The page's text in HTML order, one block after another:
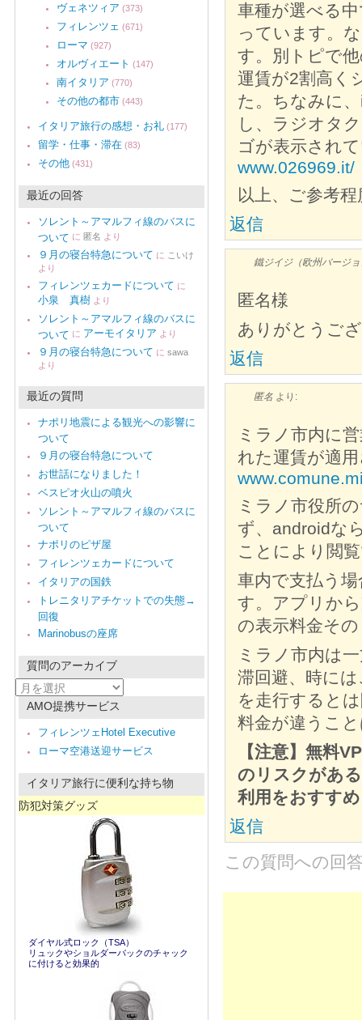
車種が選べる
っています。
す。別トピで
運賃が2割高く
た。ちなみに
し、ラジオタ
ゴが表示され
www.026969.it/
以上、ご参考
返信
鐵ジイジ（欧州バージ
匿名様
ありがとうご
返信
匿名 より:
ミラノ市内に
れた運賃が適
ミラノ市役所
ず、androidな
ことにより閲
車内で支払う
す。アプリか
の表示料金そ
ミラノ市内は
滞回避、時に
を走行すると
料金が違うこ
【注意】無料
のリスクがあ
利用をおすす
返信
この質問への回
ヴェネツィア (373)
フィレンツェ (671)
ローマ (927)
オルヴィエート (147)
南イタリア (770)
その他の都市 (443)
イタリア旅行の感想・お礼 (177)
留学・仕事・滞在 (83)
その他 (431)
最近の回答
ソレント～アマルフィ線のバスに
ついて に 匿名 より
９月の寝台特急について に こいけ
より
フィレンツェカードについて に
小泉 真樹 より
ソレント～アマルフィ線のバスに
ついて に アーモイタリア より
９月の寝台特急について に sawa
より
最近の質問
ナポリ地震による観光への影響に
ついて
９月の寝台特急について
お世話になりました！
ベスピオ火山の噴火
ソレント～アマルフィ線のバスに
ついて
ナポリのピザ屋
フィレンツェカードについて
イタリアの国鉄
トレニタリアチケットでの失態→
回復
Marinobusの座席
質問のアーカイブ
質
問
AMO提携サービス
フィレンツェHotel Executive
ローマ空港送迎サービス
イタリア旅行に便利な持ち物
防犯対策グッズ
ダイヤル式ロック（TSA）
リュックやショルダーバックのチャック
に付けると効果的